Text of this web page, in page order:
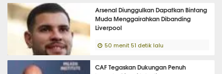
Arsenal Diunggulkan Dapatkan Bintang
Muda Menggairahkan Dibanding
Liverpool
50 menit 51 detik lalu
CAF Tegaskan Dukungan Penuh